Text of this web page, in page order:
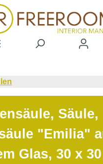
springen
Säule,
"Emilia"
Glas, 30 x